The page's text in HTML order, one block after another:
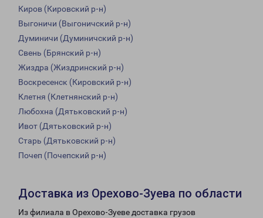
Киров (Кировский р-н)
Выгоничи (Выгоничский р-н)
Думиничи (Думиничский р-н)
Свень (Брянский р-н)
Жиздра (Жиздринский р-н)
Воскресенск (Кировский р-н)
Клетня (Клетнянский р-н)
Любохна (Дятьковский р-н)
Ивот (Дятьковский р-н)
Старь (Дятьковский р-н)
Почеп (Почепский р-н)
Доставка из Орехово-Зуева по области
Из филиала в Орехово-Зуеве доставка грузов